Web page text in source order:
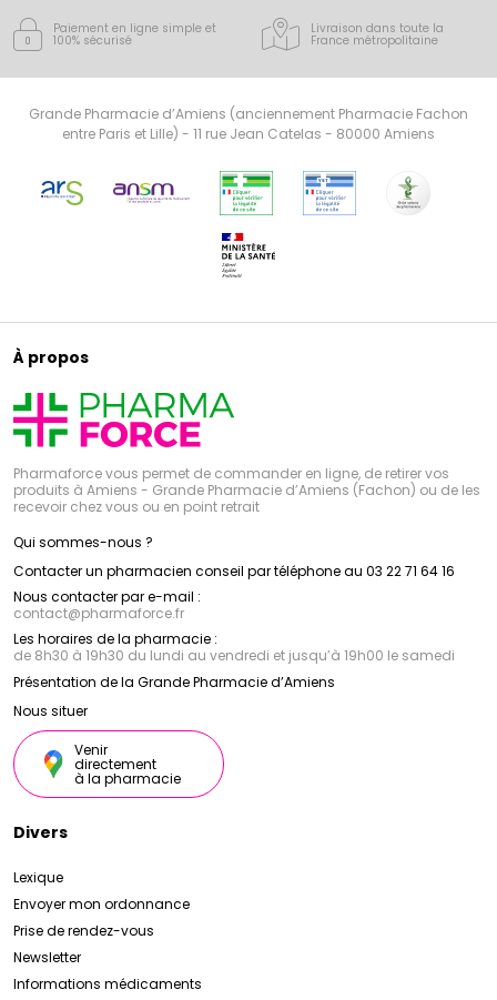
Paiement en ligne simple et
100% sécurisé
Livraison dans toute la
France métropolitaine
Grande Pharmacie d’Amiens (anciennement Pharmacie Fachon
entre Paris et Lille) - 11 rue Jean Catelas - 80000 Amiens
À propos
Pharmaforce vous permet de commander en ligne, de retirer vos
produits à Amiens - Grande Pharmacie d’Amiens (Fachon) ou de les
recevoir chez vous ou en point retrait
Qui sommes-nous ?
Contacter un pharmacien conseil par téléphone au 03 22 71 64 16
Nous contacter par e-mail :
contact@pharmaforce.fr
Les horaires de la pharmacie :
de 8h30 à 19h30 du lundi au vendredi et jusqu’à 19h00 le samedi
Présentation de la Grande Pharmacie d’Amiens
Nous situer
Venir
directement
à la pharmacie
Divers
Lexique
Envoyer mon ordonnance
Prise de rendez-vous
Newsletter
Informations médicaments